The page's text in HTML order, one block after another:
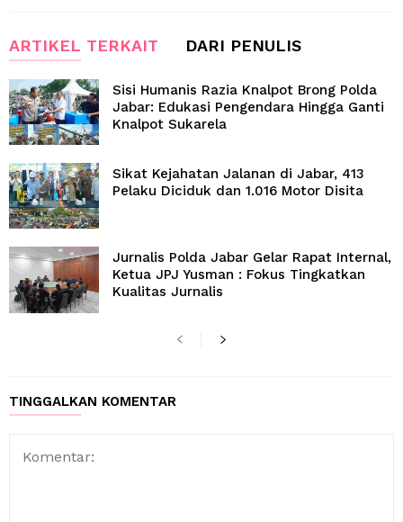
ARTIKEL TERKAIT DARI PENULIS
Sisi Humanis Razia Knalpot Brong Polda
Jabar: Edukasi Pengendara Hingga Ganti
Knalpot Sukarela
Sikat Kejahatan Jalanan di Jabar, 413
Pelaku Diciduk dan 1.016 Motor Disita
Jurnalis Polda Jabar Gelar Rapat Internal,
Ketua JPJ Yusman : Fokus Tingkatkan
Kualitas Jurnalis
TINGGALKAN KOMENTAR